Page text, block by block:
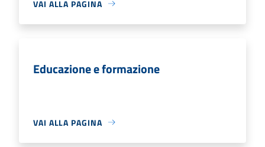
VAI ALLA PAGINA
Educazione e formazione
VAI ALLA PAGINA